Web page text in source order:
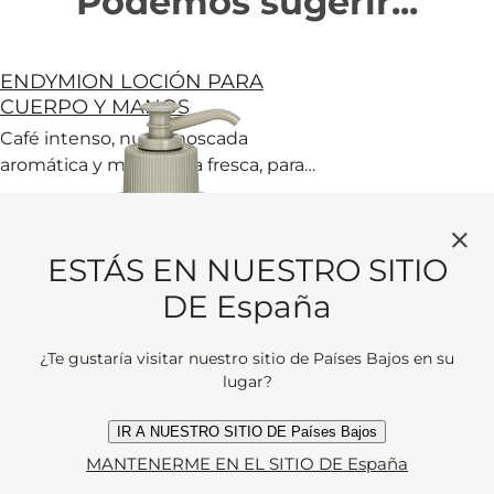
ENDYMION LOCIÓN PARA
CUERPO Y MANOS
Café intenso, nuez moscada
aromática y mandarina fresca, para
las manos y el cuerpo. Irresistible.
Vista rápida
ENDYMION JABÓN
Un jabón con aroma a bergamota,
a más personas
current price
150 g
ESTÁS EN NUESTRO SITIO
DE España
¿Te gustaría visitar nuestro sitio de Países Bajos en su
lugar?
IR A NUESTRO SITIO DE Países Bajos
MANTENERME EN EL SITIO DE España